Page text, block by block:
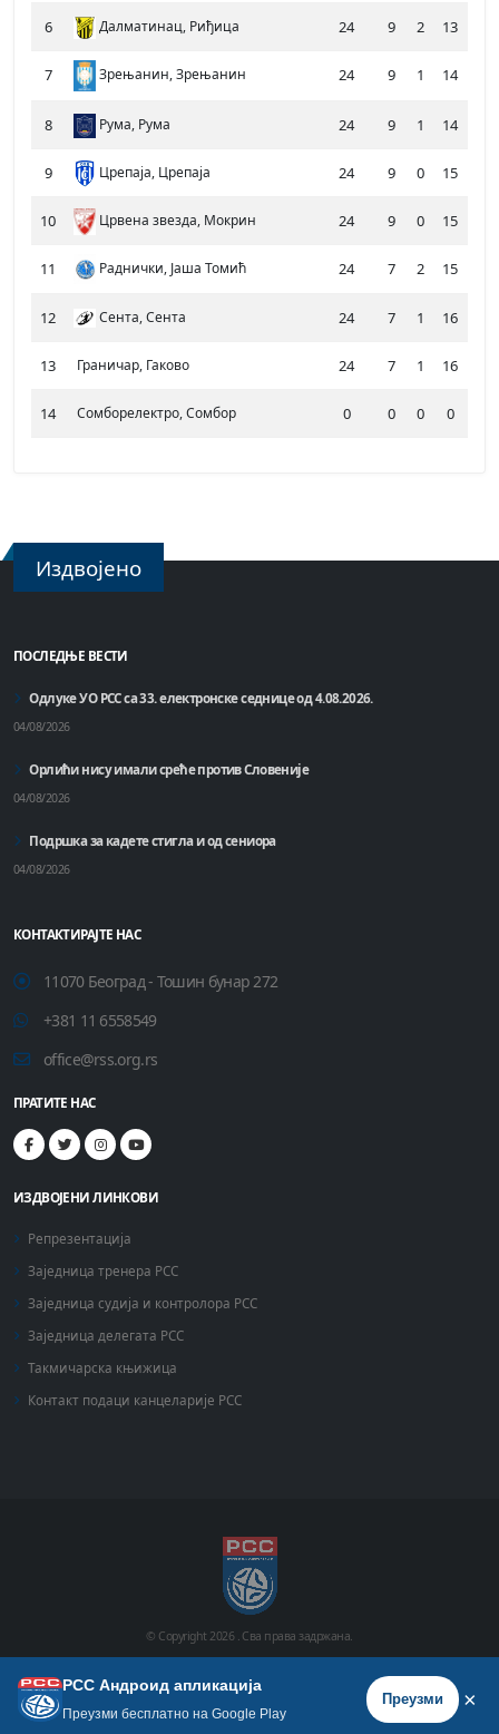
6 Далматинац, Риђица 24 9 2 13
7 Зрењанин, Зрењанин 24 9 1 14
8 Рума, Рума 24 9 1 14
9 Црепаја, Црепаја 24 9 0 15
10 Црвена звезда, Мокрин 24 9 0 15
11 Раднички, Јаша Томић 24 7 2 15
12 Сента, Сента 24 7 1 16
13 Граничар, Гаково 24 7 1 16
14 Сомборелектро, Сомбор 0 0 0 0
Издвојено
ПОСЛЕДЊЕ ВЕСТИ
Одлуке УО РСС са 33. електронске седнице од 4.08.2026.
04/08/2026
Орлићи нису имали среће против Словеније
04/08/2026
Подршка за кадете стигла и од сениора
04/08/2026
КОНТАКТИРАЈТЕ НАС
11070 Београд - Тошин бунар 272
+381 11 6558549
office@rss.org.rs
ПРАТИТЕ НАС
ИЗДВОЈЕНИ ЛИНКОВИ
Репрезентација
Заједница тренера РСС
Заједница судија и контролора РСС
Заједница делегата РСС
Такмичарска књижица
Контакт подаци канцеларије РСС
© Copyright2026 . Сва права задржана.
Почетна Историја Фото галерија Видео галерија
РСС Андроид апликација
Преузми бесплатно на Google Play
Преузми ×